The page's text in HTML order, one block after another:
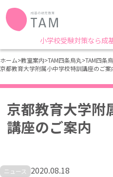
小学校受験対策なら成
ホーム>教室案内>TAM四条烏丸>TAM四条
京都教育大学附属小中学校特訓講座のご案
京都教育大学附
講座のご案内
ニュース 2020.08.18